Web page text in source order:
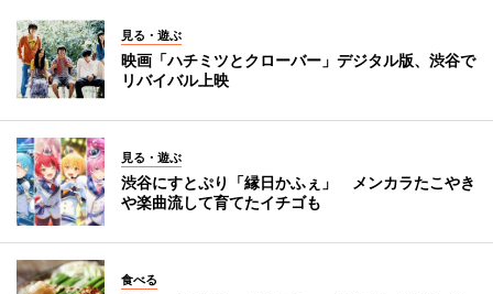
見る・遊ぶ
映画「ハチミツとクローバー」デジタル版、渋谷で
リバイバル上映
見る・遊ぶ
渋谷にすとぷり「縁日かふぇ」 メンカラたこやき
や楽曲流して育てたイチゴも
食べる